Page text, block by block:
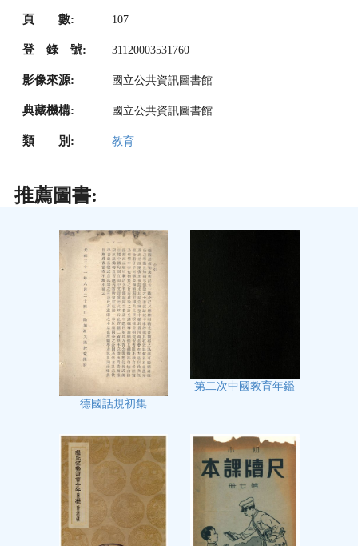
頁 數: 107
登 錄 號: 31120003531760
影像來源: 國立公共資訊圖書館
典藏機構: 國立公共資訊圖書館
類 別: 教育
推薦圖書:
德國話規初集
第二次中國教育年鑑